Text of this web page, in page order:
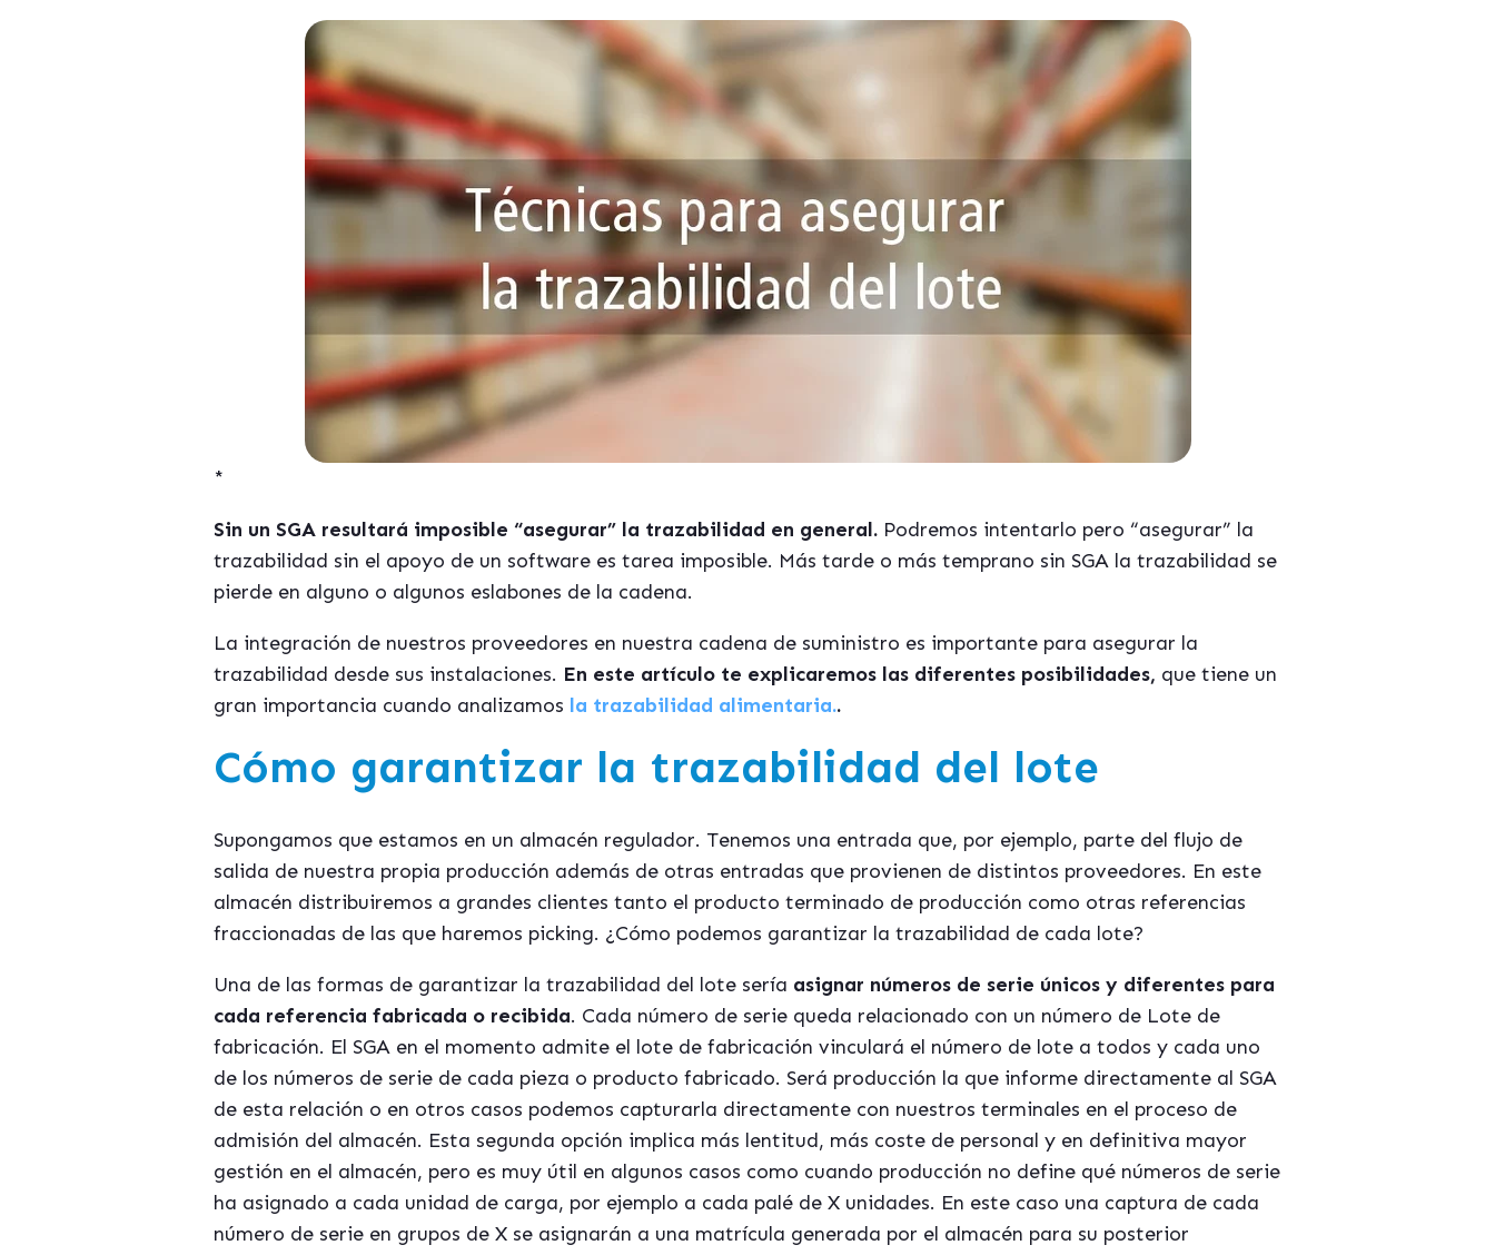
*
Sin un SGA resultará imposible “asegurar” la trazabilidad en general. Podremos intentarlo pero “asegurar” la
trazabilidad sin el apoyo de un software es tarea imposible. Más tarde o más temprano sin SGA la trazabilidad se
pierde en alguno o algunos eslabones de la cadena.
La integración de nuestros proveedores en nuestra cadena de suministro es importante para asegurar la
trazabilidad desde sus instalaciones. En este artículo te explicaremos las diferentes posibilidades, que tiene un
gran importancia cuando analizamos la trazabilidad alimentaria..
Cómo garantizar la trazabilidad del lote
Supongamos que estamos en un almacén regulador. Tenemos una entrada que, por ejemplo, parte del flujo de
salida de nuestra propia producción además de otras entradas que provienen de distintos proveedores. En este
almacén distribuiremos a grandes clientes tanto el producto terminado de producción como otras referencias
fraccionadas de las que haremos picking. ¿Cómo podemos garantizar la trazabilidad de cada lote?
Una de las formas de garantizar la trazabilidad del lote sería asignar números de serie únicos y diferentes para
cada referencia fabricada o recibida. Cada número de serie queda relacionado con un número de Lote de
fabricación. El SGA en el momento admite el lote de fabricación vinculará el número de lote a todos y cada uno
de los números de serie de cada pieza o producto fabricado. Será producción la que informe directamente al SGA
de esta relación o en otros casos podemos capturarla directamente con nuestros terminales en el proceso de
admisión del almacén. Esta segunda opción implica más lentitud, más coste de personal y en definitiva mayor
gestión en el almacén, pero es muy útil en algunos casos como cuando producción no define qué números de serie
ha asignado a cada unidad de carga, por ejemplo a cada palé de X unidades. En este caso una captura de cada
número de serie en grupos de X se asignarán a una matrícula generada por el almacén para su posterior